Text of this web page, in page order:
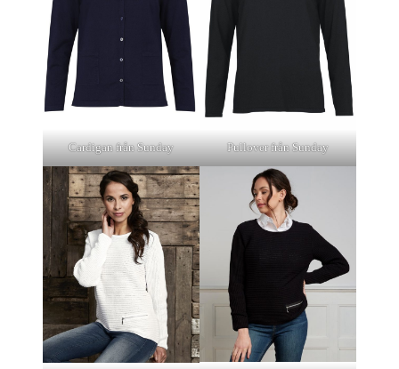
Cardigan från Sunday Pullover från Sunday